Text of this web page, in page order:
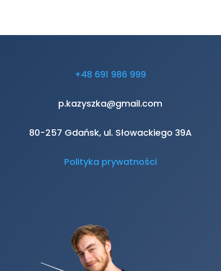
+48 691 986 999
p.kazyszka@gmail.com
80-257 Gdańsk, ul. Słowackiego 39A
Polityka prywatności